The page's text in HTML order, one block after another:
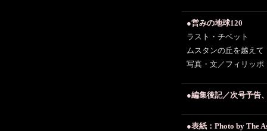
●営みの地球120
ラスト・チベット
ムスタンの丘を越えて
写真・文／フィリッポ
●編集後記／次号予告
●表紙：Photo by The